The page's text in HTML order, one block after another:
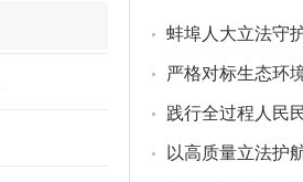
蚌埠人大立法守
严格对标生态环
践行全过程人民
以高质量立法护